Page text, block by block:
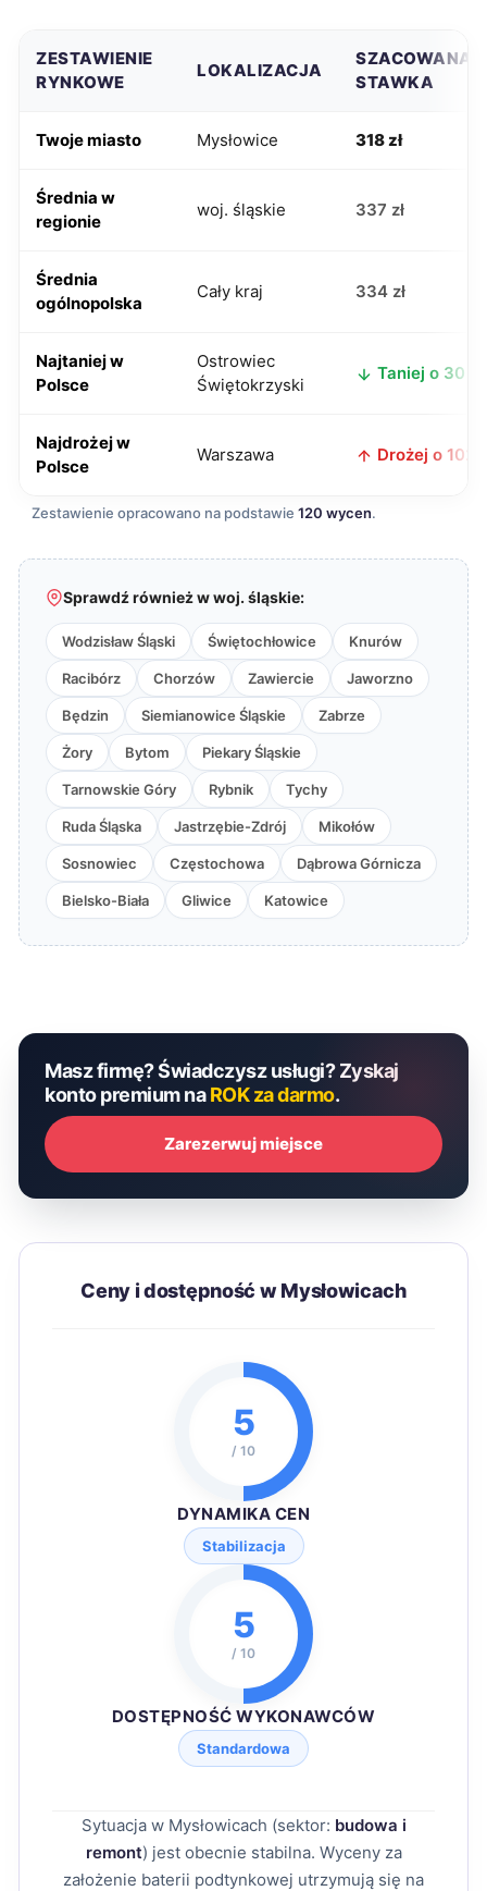
ZESTAWIENIE
RYNKOWE
LOKALIZACJA
SZACOWANA
STAWKA
Twoje miasto Mysłowice 318 zł
Średnia w
regionie
woj. śląskie 337 zł
Średnia
ogólnopolska
Cały kraj 334 zł
Najtaniej w
Polsce
Ostrowiec
Świętokrzyski
Taniej o 30 zł
Najdrożej w
Polsce
Warszawa Drożej o 102
Zestawienie opracowano na podstawie 120 wycen.
Sprawdź również w woj. śląskie:
Wodzisław Śląski Świętochłowice Knurów
Racibórz Chorzów Zawiercie Jaworzno
Będzin Siemianowice Śląskie Zabrze
Żory Bytom Piekary Śląskie
Tarnowskie Góry Rybnik Tychy
Ruda Śląska Jastrzębie-Zdrój Mikołów
Sosnowiec Częstochowa Dąbrowa Górnicza
Bielsko-Biała Gliwice Katowice
Masz firmę? Świadczysz usługi? Zyskaj
konto premium naROK za darmo.
Zarezerwuj miejsce
Ceny i dostępność w Mysłowicach
5
/ 10
DYNAMIKA CEN
Stabilizacja
5
/ 10
DOSTĘPNOŚĆ WYKONAWCÓW
Standardowa
Sytuacja w Mysłowicach (sektor: budowa i
remont) jest obecnie stabilna. Wyceny za
założenie baterii podtynkowej utrzymują się na